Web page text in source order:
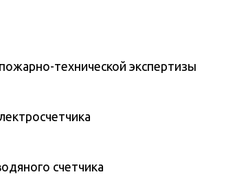
технической экспертизы
счетчика